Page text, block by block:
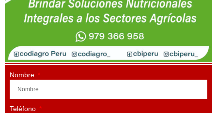
Nombre
Teléfono